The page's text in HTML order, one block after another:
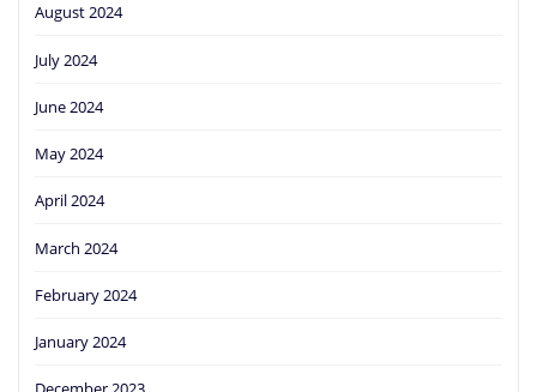
August 2024
July 2024
June 2024
May 2024
April 2024
March 2024
February 2024
January 2024